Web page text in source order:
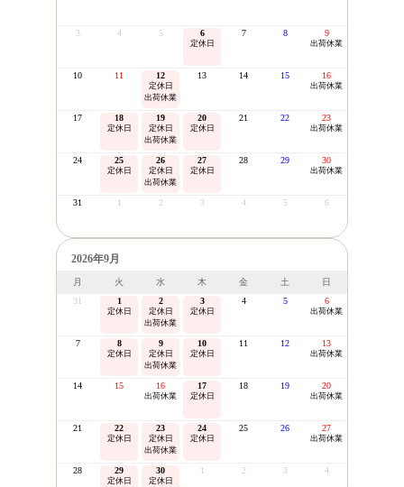
3 4 5 6
定休日
7 8 9
出荷休業
10 11 12
定休日
出荷休業
13 14 15 16
出荷休業
17 18
定休日
19
定休日
出荷休業
20
定休日
21 22 23
出荷休業
24 25
定休日
26
定休日
出荷休業
27
定休日
28 29 30
出荷休業
31 1 2 3 4 5 6
2026年9月
月 火 水 木 金 土
日
31
1
定休日
2
定休日
出荷休業
3
定休日
4 5 6
出荷休業
7 8
定休日
9
定休日
出荷休業
10
定休日
11 12 13
出荷休業
14 15 16
出荷休業
17
定休日
18 19 20
出荷休業
21 22
定休日
23
定休日
出荷休業
24
定休日
25 26 27
出荷休業
28 29
定休日
30
定休日
1 2 3 4